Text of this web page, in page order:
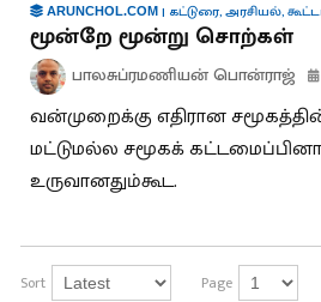
ARUNCHOL.COM | கட்டுரை,அரசியல்,
மூன்றே மூன்று சொற்கள்
பாலசுப்ரமணியன் பொன்ராஜ்
வன்முறைக்கு எதிரான
மட்டுமல்ல சமூகக்
உருவானதும்கூட.
Sort Page